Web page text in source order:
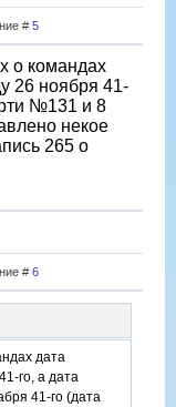
# 5
о командах
26 ноября 41-
№131 и 8
некое
265 о
# 6
дата
го, а дата
41-го (дата